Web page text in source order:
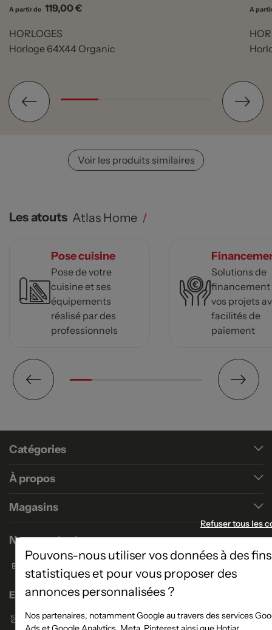
A partir de Prix
119,00 €
HORLOGES
Horloge 64X44 Organic
A
Voir les produits similaires
Les atouts Atlas Home /
Pose cuisine
Pose de votre
cuisine et ses
équipements
réalisé par des
professionnels
Solutions de
financement
vos projets
facilités de
paiement
Catégories
À propos
Magasins
Nous contacter
Enseigne Atlas Home
Envoyer un email
Refuser tous les
Pouvons-nous utiliser vos données à des fins
statistiques et pour vous proposer des
annonces personnalisées ?
Nos partenaires, notamment Google au travers des services